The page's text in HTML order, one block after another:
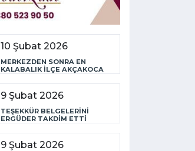
10 Şubat 2026
MERKEZDEN SONRA EN
KALABALIK İLÇE AKÇAKOCA
9 Şubat 2026
TEŞEKKÜR BELGELERİNİ
ERGÜDER TAKDİM ETTİ
9 Şubat 2026